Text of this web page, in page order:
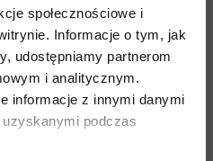
społecznościowe i
Informacje o tym, jak
udostępniamy partnerom
i analitycznym.
informacje z innymi danymi
podczas
tkanin
na mokry materiał
wykonanych z mieszanki